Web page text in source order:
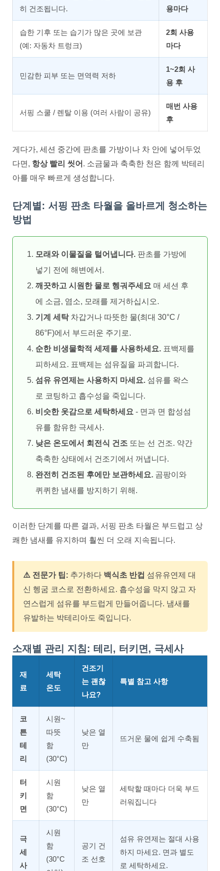
히 건조됩니다.
용마다
습한 기후 또는 습기가 많은 곳에 보관
(예: 자동차 트렁크)
2회 사용
마다
민감한 피부 또는 면역력 저하
1~2회 사
용 후
서핑 스쿨 / 렌탈 이용 (여러 사람이 공유)
매번 사용
후
게다가, 세션 중간에 판초를 가방이나 차 안에 넣어두었
다면, 항상 빨리 씻어 . 소금물과 축축한 천은 함께 박테리
아를 매우 빠르게 생성합니다.
단계별: 서핑 판초 타월을 올바르게 청소하는
방법
모래와 이물질을 털어냅니다. 판초를 가방에
넣기 전에 해변에서.
깨끗하고 시원한 물로 헹궈주세요 매 세션 후
에 소금, 염소, 모래를 제거하십시오.
기계 세탁차갑거나 따뜻한 물(최대 30°C /
86°F)에서 부드러운 주기로.
순한 비생물학적 세제를 사용하세요. 표백제를
피하세요. 표백제는 섬유질을 파괴합니다.
섬유 유연제는 사용하지 마세요. 섬유를 왁스
로 코팅하고 흡수성을 죽입니다.
비슷한 옷감으로 세탁하세요 - 면과 면 합성섬
유를 함유한 극세사.
낮은 온도에서 회전식 건조 또는 선 건조. 약간
축축한 상태에서 건조기에서 꺼냅니다.
완전히 건조된 후에만 보관하세요. 곰팡이와
퀴퀴한 냄새를 방지하기 위해.
이러한 단계를 따른 결과, 서핑 판초 타월은 부드럽고 상
쾌한 냄새를 유지하며 훨씬 더 오래 지속됩니다.
⚠️ 전문가 팁: 추가하다 백식초 반컵 섬유유연제 대
신 헹굼 코스로 전환하세요. 흡수성을 막지 않고 자
연스럽게 섬유를 부드럽게 만들어줍니다. 냄새를
유발하는 박테리아도 죽입니다.
소재별 관리 지침: 테리, 터키면, 극세사
재
료
세탁
온도
건조기
는 괜찮
나요?
특별 참고 사항
코
튼
테
리
시원~
따뜻
함
(30°C)
낮은 열
만
뜨거운 물에 쉽게 수축됨
터
키
면
시원
함
(30°C)
낮은 열
만
세탁할 때마다 더욱 부드
러워집니다
극
세
사
시원
함
(30°C
공기 건
조 선호
섬유 유연제는 절대 사용
하지 마세요. 면과 별도
로 세탁하세요.